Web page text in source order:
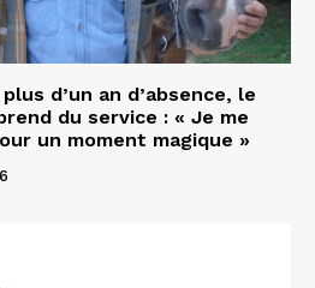
d’un an d’absence, le
du service : « Je me
un moment magique »